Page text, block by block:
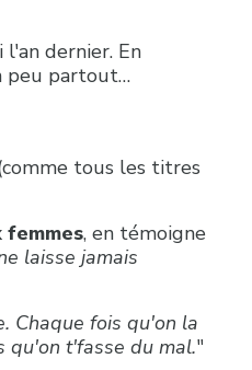
dernier. En
peu partout…
tous les titres
, en témoigne
laisse jamais
Chaque fois qu'on la
qu'on t'fasse du mal."